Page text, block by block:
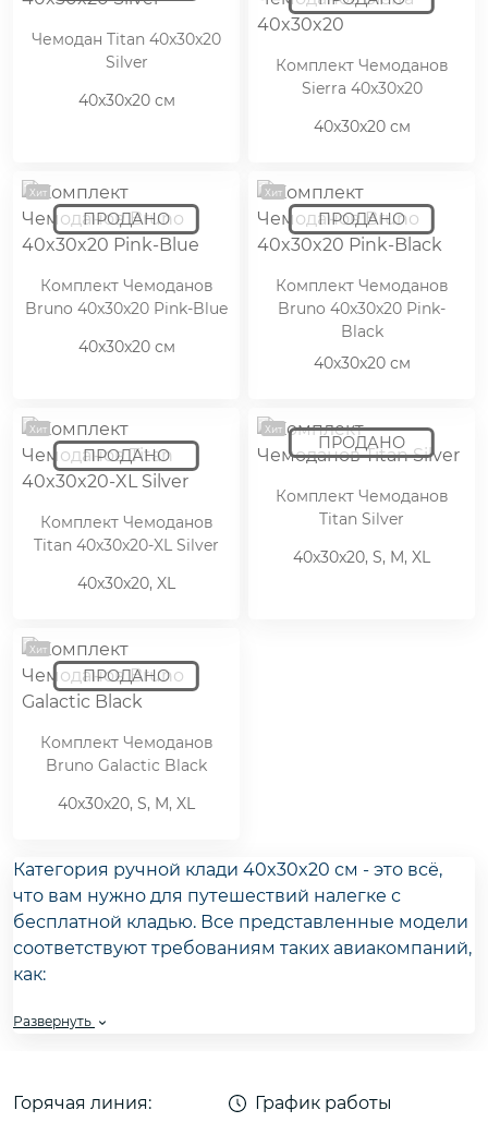
Чемодан Titan 40x30x20
Silver
40x30x20 см
Комплект Чемоданов
Sierra 40x30x20
40x30x20 см
Хит
Комплект Чемоданов
Bruno 40x30x20 Pink-Blue
40x30x20 см
Хит
Комплект Чемоданов
Bruno 40x30x20 Pink-
Black
40x30x20 см
Хит
Комплект Чемоданов
Titan 40x30x20-XL Silver
40x30x20, XL
Хит
Комплект Чемоданов
Titan Silver
40x30x20, S, M, XL
Хит
Комплект Чемоданов
Bruno Galactic Black
40x30x20, S, M, XL
Категория ручной клади 40x30x20 см - это всё,
что вам нужно для путешествий налегке с
бесплатной кладью. Все представленные модели
соответствуют требованиям таких авиакомпаний,
как:
Wizz Air
SkyUp
Развернуть
Горячая линия:
График работы